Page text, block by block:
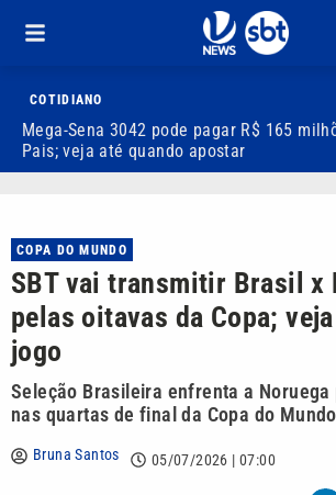
COTIDIANO
Mega-Sena 3042 pode pagar R$ 165
Pais; veja até quando apostar
COPA DO MUNDO
SBT vai transmitir Brasil x
pelas oitavas da Copa;
jogo
Seleção Brasileira enfrenta a Noruega
nas quartas de final da Copa do Mundo
Bruna Santos 05/07/2026 | 07:00